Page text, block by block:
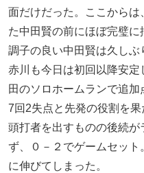
面だけだった。ここから
た中田賢の前にほぼ完璧
調子の良い中田賢は久しぶ
赤川も今日は初回以降安
田のソロホームランで追加
7回2失点と先発の役割を
頭打者を出すものの後続が
ず、０－２でゲームセット
に伸びてしまった。